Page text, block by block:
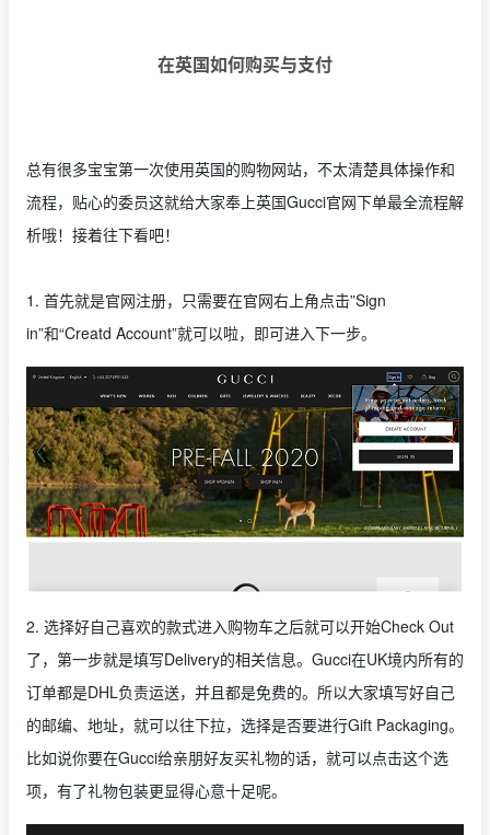
在英国如何购买与支付
总有很多宝宝第一次使用英国的购物网站，不太清楚具体操作和
流程，贴心的委员这就给大家奉上英国Gucci官网下单最全流程解
析哦！接着往下看吧！
1. 首先就是官网注册，只需要在官网右上角点击”Sign
in”和“Creatd Account”就可以啦，即可进入下一步。
2. 选择好自己喜欢的款式进入购物车之后就可以开始Check Out
了，第一步就是填写Delivery的相关信息。Gucci在UK境内所有的
订单都是DHL负责运送，并且都是免费的。所以大家填写好自己
的邮编、地址，就可以往下拉，选择是否要进行Gift Packaging。
比如说你要在Gucci给亲朋好友买礼物的话，就可以点击这个选
项，有了礼物包装更显得心意十足呢。